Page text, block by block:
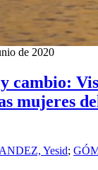
de 2020
cambio:
mujeres
Yesid;